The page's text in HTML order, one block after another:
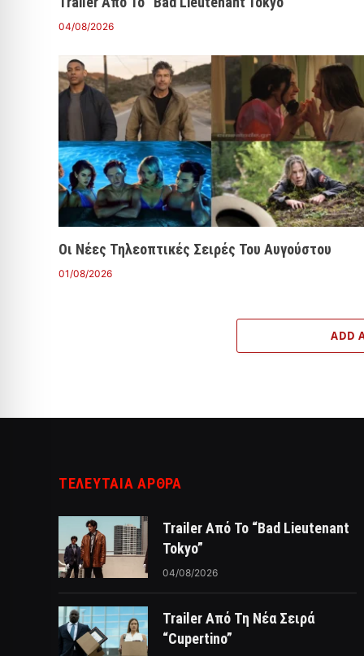
04/08/2026
Οι Νέες Τηλεοπτικές Σειρές Του Αυγούστου
01/08/2026
ADD
ΤΕΛΕΥΤΑΙΑ ΑΡΘΡΑ
Trailer Από Το “Bad Lieutenant
Tokyo”
04/08/2026
Trailer Από Τη Νέα Σειρά
“Cupertino”